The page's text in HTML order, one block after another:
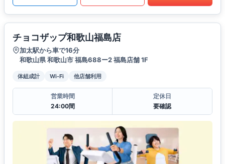
チョコザップ和歌山福島店
加太駅から車で16分
和歌山県 和歌山市 福島688ー2 福島店舗 1F
体組成計 Wi-Fi 他店舗利用
営業時間
24:00間
定休日
要確認